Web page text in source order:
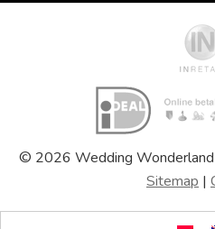
© 2026 Wedding
Sitemap |